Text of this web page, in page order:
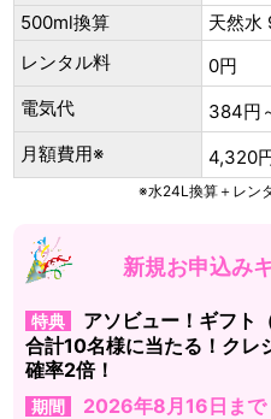
500ml換算
天然水
レンタル料
0円
電気代
384円
月額費用※
4,320
※水24L換算＋レン
新規お申込み
特典
アソビュー！ギフト
合計10名様に当たる！クレ
確率2倍！
期間 2026年8月16日まで